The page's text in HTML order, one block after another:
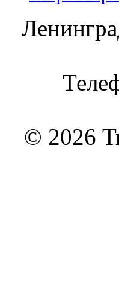
© 2026